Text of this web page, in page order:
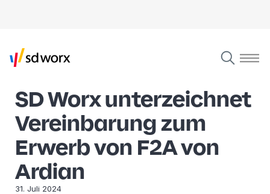
SD Worx unterzeichnet
Vereinbarung zum
Erwerb von F2A von
Ardian
31. Juli 2024